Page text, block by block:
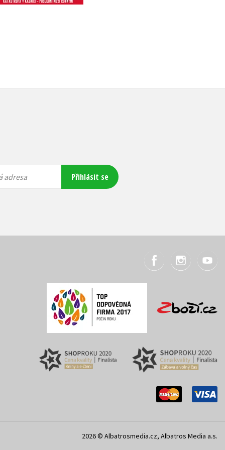
adresa Přihlásit se
2026 © Albatrosmedia.cz, Albatros Media a.s.